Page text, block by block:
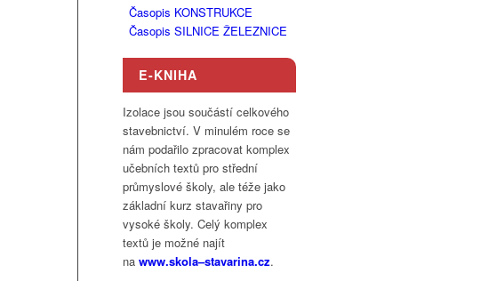
Časopis KONSTRUKCE
Časopis SILNICE ŽELEZNICE
E-KNIHA
Izolace jsou součástí celkového
stavebnictví. V minulém roce se
nám podařilo zpracovat komplex
učebních textů pro střední
průmyslové školy, ale téže jako
základní kurz stavařiny pro
vysoké školy. Celý komplex
textů je možné najít
nawww.skola–stavarina.cz.